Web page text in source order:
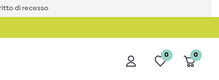
di recesso
0 0